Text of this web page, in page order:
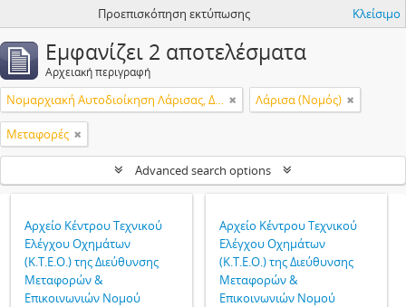
Προεπισκόπηση εκτύπωσης Κλείσιμο
Εμφανίζει 2 αποτελέσματα
Αρχειακή περιγραφή
Νομαρχιακή Αυτοδιοίκηση Λάρισας, Διεύθυνση Μεταφορών & Επικοινωνιών, Κέντρο Τεχνικού Ελέγχου Οχημάτων (Κ.Τ.Ε.Ο.) Λάρισα (Νομός)
Μεταφορές
Advanced search options
Αρχείο Κέντρου Τεχνικού
Ελέγχου Οχημάτων
(Κ.Τ.Ε.Ο.) της Διεύθυνσης
Μεταφορών &
Επικοινωνιών Νομού
Αρχείο Κέντρου Τεχνικού
Ελέγχου Οχημάτων
(Κ.Τ.Ε.Ο.) της Διεύθυνσης
Μεταφορών &
Επικοινωνιών Νομού